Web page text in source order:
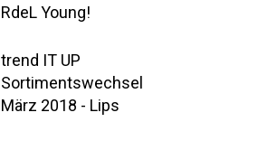
RdeL Young!
trend IT UP
Sortimentswechsel
März 2018 - Lips